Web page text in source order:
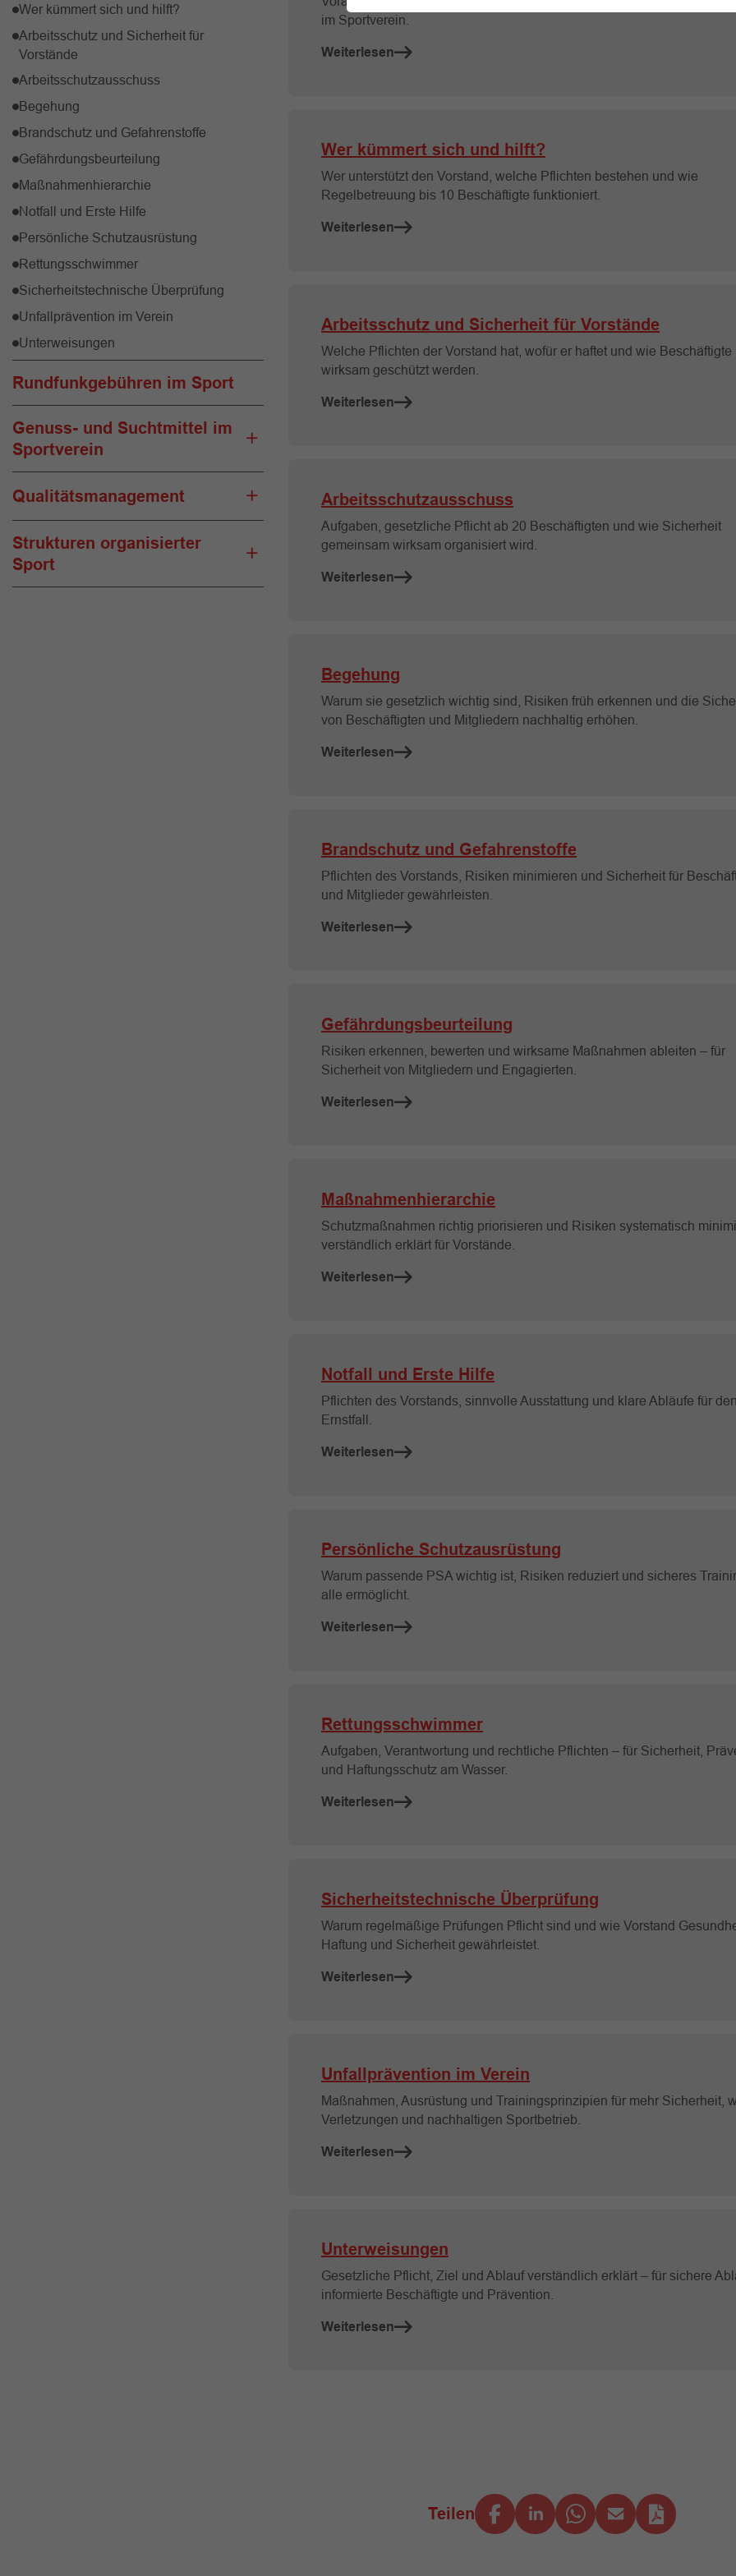
Wer kümmert sich und hilft?
Arbeitsschutz und Sicherheit für
Vorstände
Arbeitsschutzausschuss
Begehung
Brandschutz und Gefahrenstoffe
Gefährdungsbeurteilung
Maßnahmenhierarchie
Notfall und Erste Hilfe
Persönliche Schutzausrüstung
Rettungsschwimmer
Sicherheitstechnische Überprüfung
Unfallprävention im Verein
Unterweisungen
Rundfunkgebühren im Sport
Genuss- und Suchtmittel im
Sportverein
Qualitätsmanagement
Strukturen organisierter
Sport
im Sportverein.
Weiterlesen
Wer kümmert sich und hilft?
Wer unterstützt den Vorstand, welche Pflichten bestehen und wie
Regelbetreuung bis 10 Beschäftigte funktioniert.
Weiterlesen
Arbeitsschutz und Sicherheit für Vorstände
Welche Pflichten der Vorstand hat, wofür er haftet und wie Beschäftigte
wirksam geschützt werden.
Weiterlesen
Arbeitsschutzausschuss
Aufgaben, gesetzliche Pflicht ab 20 Beschäftigten und wie Sicherheit
gemeinsam wirksam organisiert wird.
Weiterlesen
Begehung
Warum sie gesetzlich wichtig sind, Risiken früh erkennen und die
von Beschäftigten und Mitgliedern nachhaltig erhöhen.
Weiterlesen
Brandschutz und Gefahrenstoffe
Pflichten des Vorstands, Risiken minimieren und Sicherheit für
und Mitglieder gewährleisten.
Weiterlesen
Gefährdungsbeurteilung
Risiken erkennen, bewerten und wirksame Maßnahmen ableiten – für
Sicherheit von Mitgliedern und Engagierten.
Weiterlesen
Maßnahmenhierarchie
Schutzmaßnahmen richtig priorisieren und Risiken systematisch
verständlich erklärt für Vorstände.
Weiterlesen
Notfall und Erste Hilfe
Pflichten des Vorstands, sinnvolle Ausstattung und klare Abläufe für
Ernstfall.
Weiterlesen
Persönliche Schutzausrüstung
Warum passende PSA wichtig ist, Risiken reduziert und sicheres
alle ermöglicht.
Weiterlesen
Rettungsschwimmer
Aufgaben, Verantwortung und rechtliche Pflichten – für Sicherheit,
und Haftungsschutz am Wasser.
Weiterlesen
Sicherheitstechnische Überprüfung
Warum regelmäßige Prüfungen Pflicht sind und wie Vorstand
Haftung und Sicherheit gewährleistet.
Weiterlesen
Unfallprävention im Verein
Maßnahmen, Ausrüstung und Trainingsprinzipien für mehr Sicherheit,
Verletzungen und nachhaltigen Sportbetrieb.
Weiterlesen
Unterweisungen
Gesetzliche Pflicht, Ziel und Ablauf verständlich erklärt – für sichere
informierte Beschäftigte und Prävention.
Weiterlesen
Teilen